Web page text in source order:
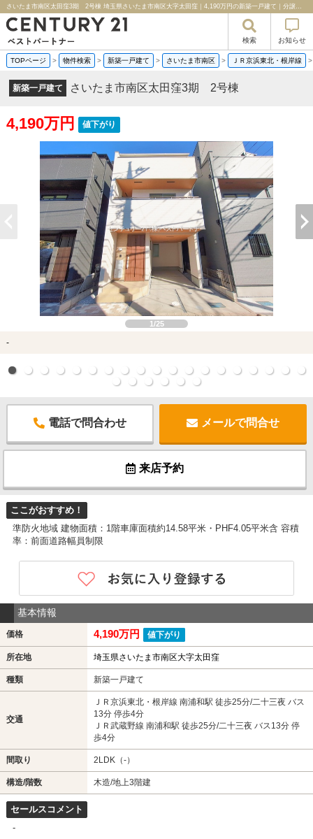
さいたま市南区太田窪3期 2号棟 埼玉県さいたま市南区大字太田窪｜4,190万円の新築一戸建て｜分譲住宅や新築物件｜センチュリー２１ベストパートナー
検索 お知らせ
TOPページ > 物件検索 > 新築一戸建て > さいたま市南区 > ＪＲ京浜東北・根岸線
新築一戸建て さいたま市南区太田窪3期 2号棟
4,190万円 値下がり
1/25
-
電話で問合わせ メールで問合せ
来店予約
ここがおすすめ！
準防火地域 建物面積：1階車庫面積約14.58平米・PHF4.05平米含 容積
率：前面道路幅員制限
基本情報
価格 4,190万円 値下がり
所在地 埼玉県さいたま市南区大字太田窪
種類 新築一戸建て
交通
ＪＲ京浜東北・根岸線 南浦和駅 徒歩25分/二十三夜 バス
13分 停歩4分
ＪＲ武蔵野線 南浦和駅 徒歩25分/二十三夜 バス13分 停
歩4分
間取り 2LDK（-）
構造/階数 木造/地上3階建
セールスコメント
-